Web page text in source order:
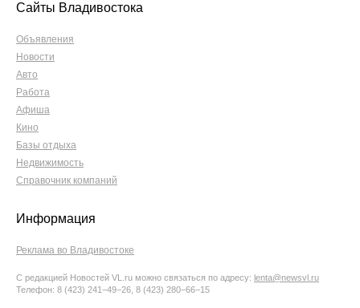
Сайты Владивостока
Объявления
Новости
Авто
Работа
Афиша
Кино
Базы отдыха
Недвижимость
Справочник компаний
Информация
Реклама во Владивостоке
С редакцией Новостей VL.ru можно связаться по адресу: lenta@newsvl.ru
Телефон: 8 (423) 241−49−26, 8 (423) 280−66−15